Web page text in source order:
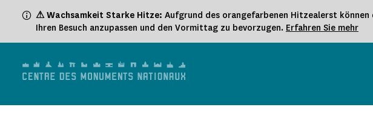
⚠ Wachsamkeit Starke Hitze: Aufgrund des orangefarbenen Hitzealerst
Ihren Besuch anzupassen und den Vormittag zu bevorzugen. Erfahren Sie mehr